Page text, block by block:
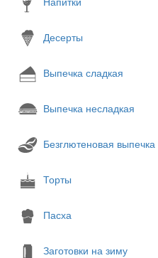
Десерты
Выпечка сладкая
Выпечка несладкая
Безглютеновая выпечка
Торты
Пасха
Заготовки на зиму